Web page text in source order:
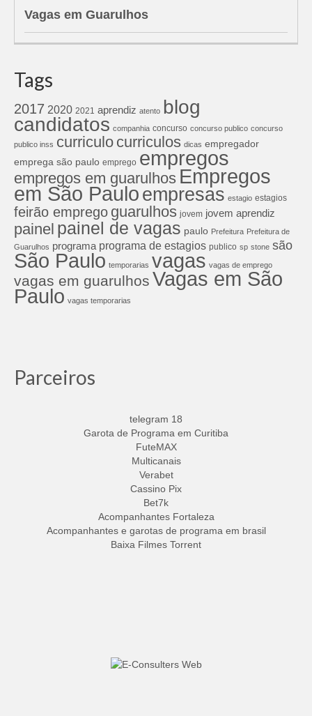
Vagas em Guarulhos
Tags
2017 2020 2021 aprendiz atento blog
candidatos companhia concurso concurso publico concurso
publico inss curriculo curriculos dicas empregador
emprega são paulo emprego empregos
empregos em guarulhos Empregos
em São Pauloempresas estagio estagios
feirão emprego guarulhos jovem jovem aprendiz
painel painel de vagas paulo Prefeitura Prefeitura de
Guarulhos programa programa de estagios publico sp stone são
São Paulo temporarias vagas vagas de emprego
vagas em guarulhos Vagas em São
Paulo vagas temporarias
Parceiros
telegram 18
Garota de Programa em Curitiba
FuteMAX
Multicanais
Verabet
Cassino Pix
Bet7k
Acompanhantes Fortaleza
Acompanhantes e garotas de programa em brasil
Baixa Filmes Torrent